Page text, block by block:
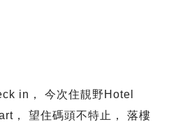
in， 今次住靚野Hotel
， 望住碼頭不特止， 落樓